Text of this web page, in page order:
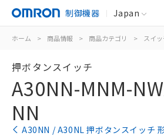
制御機器 Japan
ホーム > 商品情報 > 商品カテゴリ > スイ
押ボタンスイッチ
A30NN-MNM-
NN
A30NN / A30NL 押ボタンスイッチ